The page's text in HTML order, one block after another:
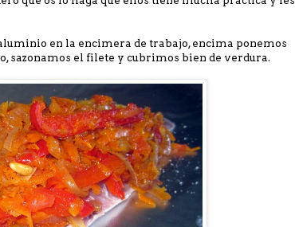
en la encimera de trabajo, encima ponemos
sazonamos el filete y cubrimos bien de verdura.